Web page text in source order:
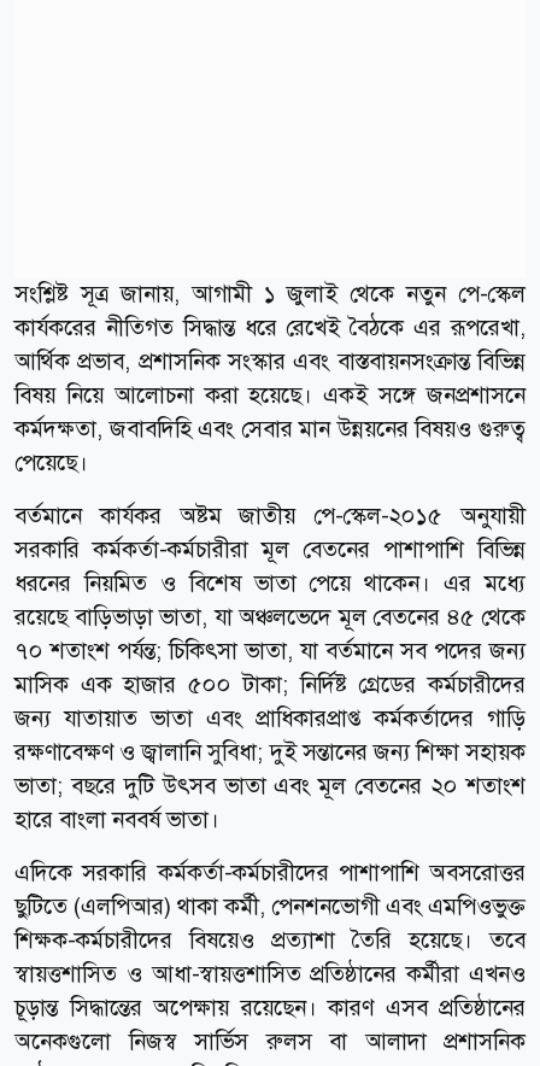
সংশ্লিষ্ট সূত্র জানায়, আগামী ১ জুলাই থেকে নতুন পে-স্কেল
কার্যকরের নীতিগত সিদ্ধান্ত ধরে রেখেই বৈঠকে এর রূপরেখা,
আর্থিক প্রভাব, প্রশাসনিক সংস্কার এবং বাস্তবায়নসংক্রান্ত বিভিন্ন
বিষয় নিয়ে আলোচনা করা হয়েছে। একই সঙ্গে জনপ্রশাসনে
কর্মদক্ষতা, জবাবদিহি এবং সেবার মান উন্নয়নের বিষয়ও গুরুত্ব
পেয়েছে।
বর্তমানে কার্যকর অষ্টম জাতীয় পে-স্কেল-২০১৫ অনুযায়ী
সরকারি কর্মকর্তা-কর্মচারীরা মূল বেতনের পাশাপাশি বিভিন্ন
ধরনের নিয়মিত ও বিশেষ ভাতা পেয়ে থাকেন। এর মধ্যে
রয়েছে বাড়িভাড়া ভাতা, যা অঞ্চলভেদে মূল বেতনের ৪৫ থেকে
৭০ শতাংশ পর্যন্ত; চিকিৎসা ভাতা, যা বর্তমানে সব পদের জন্য
মাসিক এক হাজার ৫০০ টাকা; নির্দিষ্ট গ্রেডের কর্মচারীদের
জন্য যাতায়াত ভাতা এবং প্রাধিকারপ্রাপ্ত কর্মকর্তাদের গাড়ি
রক্ষণাবেক্ষণ ও জ্বালানি সুবিধা; দুই সন্তানের জন্য শিক্ষা সহায়ক
ভাতা; বছরে দুটি উৎসব ভাতা এবং মূল বেতনের ২০ শতাংশ
হারে বাংলা নববর্ষ ভাতা।
এদিকে সরকারি কর্মকর্তা-কর্মচারীদের পাশাপাশি অবসরোত্তর
ছুটিতে (এলপিআর) থাকা কর্মী, পেনশনভোগী এবং এমপিওভুক্ত
শিক্ষক-কর্মচারীদের বিষয়েও প্রত্যাশা তৈরি হয়েছে। তবে
স্বায়ত্তশাসিত ও আধা-স্বায়ত্তশাসিত প্রতিষ্ঠানের কর্মীরা এখনও
চূড়ান্ত সিদ্ধান্তের অপেক্ষায় রয়েছেন। কারণ এসব প্রতিষ্ঠানের
অনেকগুলো নিজস্ব সার্ভিস রুলস বা আলাদা প্রশাসনিক